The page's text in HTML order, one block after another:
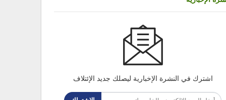
اشترك في النشرة الإخبارية ليصلك جديد الإئتلاف